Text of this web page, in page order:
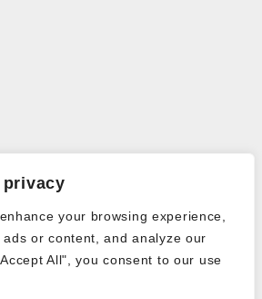
privacy
your browsing experience,
or content, and analyze our
All", you consent to our use